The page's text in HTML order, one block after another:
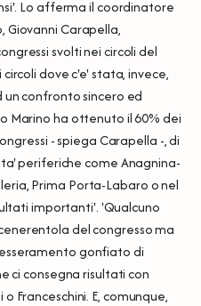
Lo afferma il coordinatore
Giovanni Carapella,
svolti nei circoli del
dove c'e' stata, invece,
un confronto sincero ed
Marino ha ottenuto il 60% dei
- spiega Carapella -, di
periferiche come Anagnina-
Prima Porta-Labaro o nel
importanti'. 'Qualcuno
del congresso ma
gonfiato di
ci consegna risultati con
Franceschini. E, comunque,